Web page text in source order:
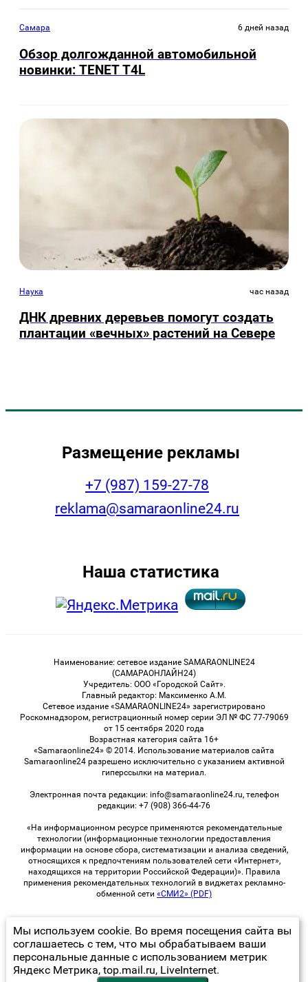
Самара 6 дней назад
Обзор долгожданной автомобильной
новинки: TENET Т4L
Наука час назад
ДНК древних деревьев помогут создать
плантации «вечных» растений на Севере
Размещение рекламы
+7 (987) 159-27-78
reklama@samaraonline24.ru
Наша статистика
Наименование: сетевое издание SAMARAONLINE24
(САМАРАОНЛАЙН24)
Учредитель: ООО «Городской Сайт».
Главный редактор: Максименко А.М.
Сетевое издание «SAMARAONLINE24» зарегистрировано
Роскомнадзором, регистрационный номер серии ЭЛ № ФС 77-79069
от 15 сентября 2020 года
Возрастная категория сайта 16+
«Samaraonline24» © 2014. Использование материалов сайта
Samaraonline24 разрешено исключительно с указанием активной
гиперссылки на материал.
Электронная почта редакции: info@samaraonline24.ru, телефон
редакции: +7 (908) 366-44-76
«На информационном ресурсе применяются рекомендательные
технологии (информационные технологии предоставления
информации на основе сбора, систематизации и анализа сведений,
относящихся к предпочтениям пользователей сети «Интернет»,
находящихся на территории Российской Федерации)». Правила
применения рекомендательных технологий в виджетах рекламно-
обменной сети «СМИ2» (PDF)
© 2026 «samaraOnline24» | Все права защищены
Возрастная категория сайта 16+
Политика конфиденциальности
Мы используем cookie. Во время посещения сайта вы
соглашаетесь с тем, что мы обрабатываем ваши
персональные данные с использованием метрик
Яндекс Метрика, top.mail.ru, LiveInternet.